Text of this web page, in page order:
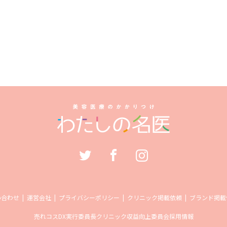
わせ 運営会社 プライバシーポリシー クリニック掲載依頼 ブランド掲
売れコスDX実行委員長クリニック収益向上委員会採用情報